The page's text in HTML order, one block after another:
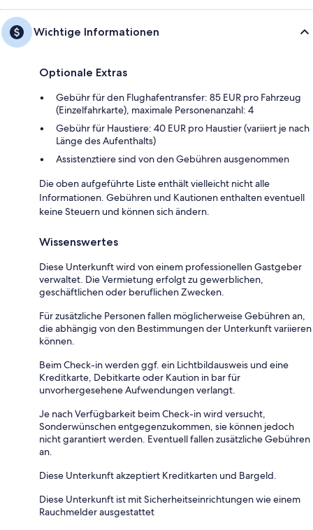
Wichtige Informationen
Optionale Extras
Gebühr für den Flughafentransfer: 85 EUR pro Fahrzeug
(Einzelfahrkarte), maximale Personenanzahl: 4
Gebühr für Haustiere: 40 EUR pro Haustier (variiert je nach
Länge des Aufenthalts)
Assistenztiere sind von den Gebühren ausgenommen
Die oben aufgeführte Liste enthält vielleicht nicht alle
Informationen. Gebühren und Kautionen enthalten eventuell
keine Steuern und können sich ändern.
Wissenswertes
Diese Unterkunft wird von einem professionellen Gastgeber
verwaltet. Die Vermietung erfolgt zu gewerblichen,
geschäftlichen oder beruflichen Zwecken.
Für zusätzliche Personen fallen möglicherweise Gebühren an,
die abhängig von den Bestimmungen der Unterkunft variieren
können.
Beim Check-in werden ggf. ein Lichtbildausweis und eine
Kreditkarte, Debitkarte oder Kaution in bar für
unvorhergesehene Aufwendungen verlangt.
Je nach Verfügbarkeit beim Check-in wird versucht,
Sonderwünschen entgegenzukommen, sie können jedoch
nicht garantiert werden. Eventuell fallen zusätzliche Gebühren
an.
Diese Unterkunft akzeptiert Kreditkarten und Bargeld.
Diese Unterkunft ist mit Sicherheitseinrichtungen wie einem
Rauchmelder ausgestattet